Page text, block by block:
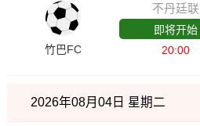
竹巴FC
不丹廷联
即将开始
20:00
2026年08月04日 星期二